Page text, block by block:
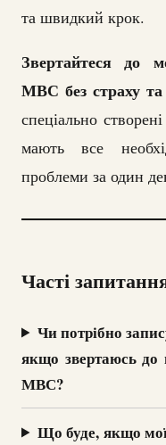
та швидкий крок.
Звертайтеся до
МВС без страху та
спеціально
мають все
проблеми за один
Часті
Чи потрібно
якщо звертаюсь до
МВС?
Що буде, якщо